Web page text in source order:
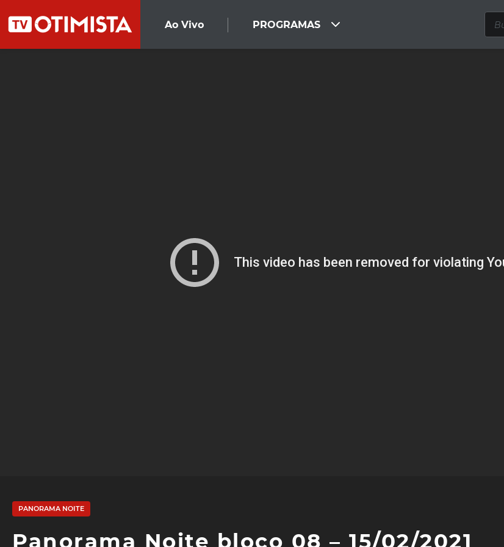
Ao Vivo PROGRAMAS
PANORAMA NOITE
Panorama Noite bloco 08 – 15/02/2021